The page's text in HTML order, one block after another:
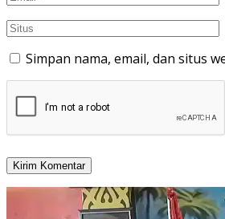
Simpan nama, email, dan situs